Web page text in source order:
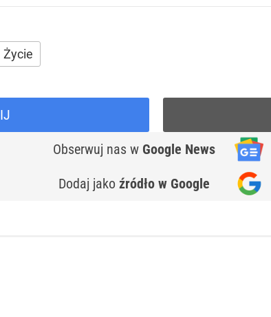
Życie
Obserwuj nas w Google News
Dodaj jako źródło w Google